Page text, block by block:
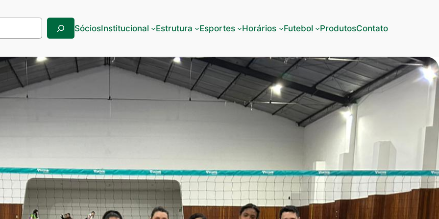
SóciosInstitucional Estrutura Esportes Horários Futebol ProdutosContato